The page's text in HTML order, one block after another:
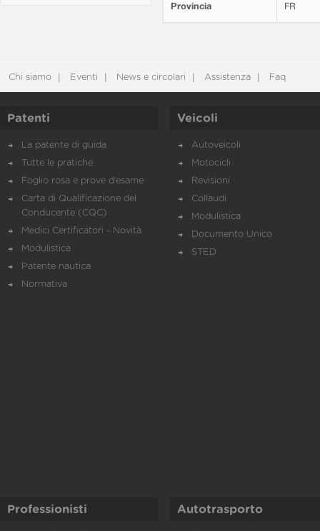
Provincia FR
Chi siamo Eventi News e circolari Assistenza Faq
Patenti
La patente di guida
Tutte le pratiche
Foglio rosa e prove d’esame
Carta di Qualificazione del
Conducente (CQC)
Medici Certificatori - Novità
Modulistica
Patente nautica
Normativa
Veicoli
Autoveicoli
Motocicli
Revisioni
Collaudi
Modulistica
Documento Unico
STED
Professionisti Autotrasporto